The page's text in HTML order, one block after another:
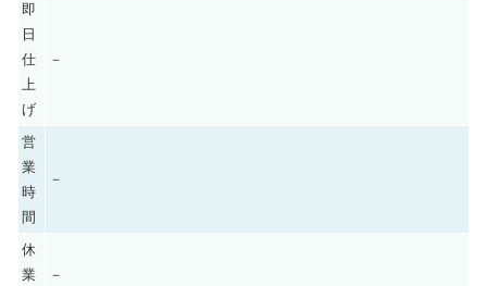
即
日
仕
上
げ
－
営
業
時
間
－
休
業
－